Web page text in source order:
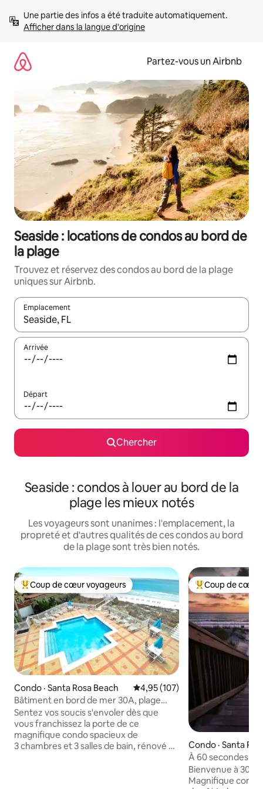
directement
Afficher dans la langue d'origine
Partez-vous un Airbnb
Seaside : locations de condos au bord de
la plage
Trouvez et réservez des condos au bord de la plage
uniques sur Airbnb.
Emplacement
Quand les résultats sont affichés, parcourez-les en utilisant
Arrivée
Départ
Chercher
Seaside : condos à louer au bord de la
plage les mieux notés
Les voyageurs sont unanimes : l'emplacement, la
propreté et d'autres qualités de ces condos au bord
de la plage sont très bien notés.
Coup de cœur voyageurs parmi les plus aimés
Coup de cœur voyageurs
Condo · Santa Rosa Beach Note moyenne de 4,95 sur 5,
4,95 (107)
Bâtiment en bord de mer 30A, plage
privée, service de plage
Sentez vos soucis s'envoler dès que
vous franchissez la porte de ce
magnifique condo spacieux de
3 chambres et 3 salles de bain, rénové et
Coup de cœur
Coup de cœur
Condo · Santa
À 60 secondes
Seagrove - Vue
Bienvenue à 30A
Magnifique